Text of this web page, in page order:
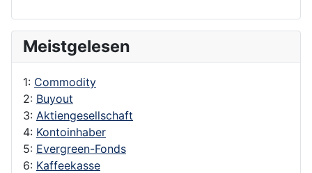
Meistgelesen
1: Commodity
2: Buyout
3: Aktiengesellschaft
4: Kontoinhaber
5: Evergreen-Fonds
6: Kaffeekasse